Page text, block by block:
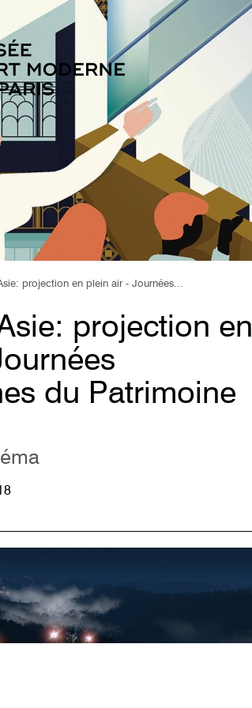
projection en plein air - Journées...
projection en
du Patrimoine